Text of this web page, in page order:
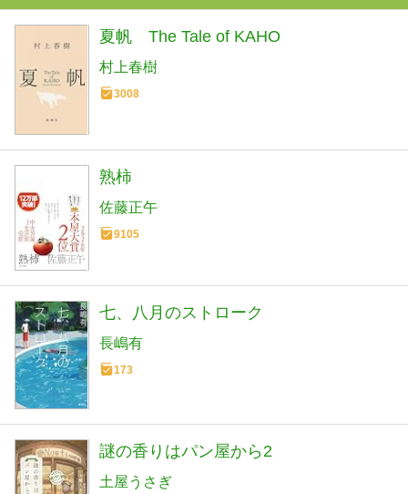
夏帆 The Tale of KAHO
村上春樹
3008
熟柿
佐藤正午
9105
七、八月のストローク
長嶋有
173
謎の香りはパン屋から2
土屋うさぎ